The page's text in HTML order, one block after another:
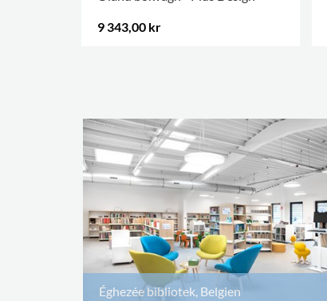
9 343,00 kr
Éghezée bibliotek, Belgien